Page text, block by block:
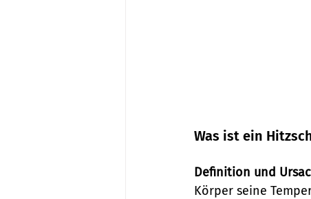
Was ist ein
Definition und
Körper seine